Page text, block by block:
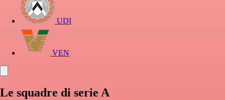
UDI
VEN
Le squadre di serie A